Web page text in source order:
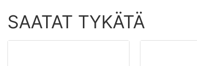
SAATAT TYKÄTÄ